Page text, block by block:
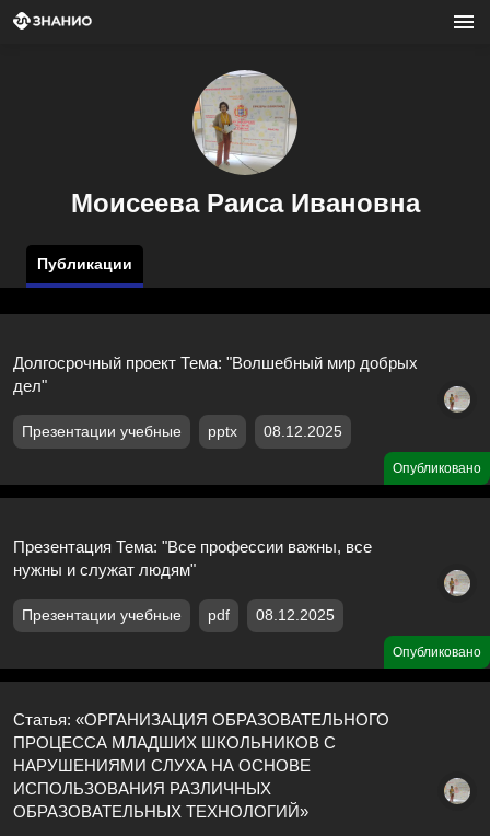
Моисеева Раиса Ивановна
Публикации
Опубликовано
Долгосрочный проект Тема: "Волшебный мир добрых
дел"
Презентации учебные pptx 08.12.2025
Опубликовано
Презентация Тема: "Все профессии важны, все
нужны и служат людям"
Презентации учебные pdf 08.12.2025
Статья: «ОРГАНИЗАЦИЯ ОБРАЗОВАТЕЛЬНОГО
ПРОЦЕССА МЛАДШИХ ШКОЛЬНИКОВ С
НАРУШЕНИЯМИ СЛУХА НА ОСНОВЕ
ИСПОЛЬЗОВАНИЯ РАЗЛИЧНЫХ
ОБРАЗОВАТЕЛЬНЫХ ТЕХНОЛОГИЙ»